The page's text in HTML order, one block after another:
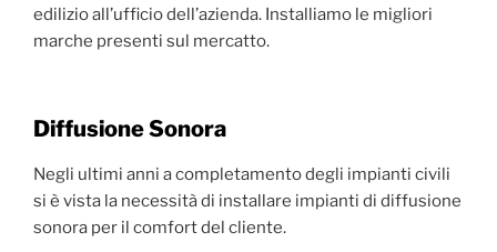
edilizio all’ufficio dell’azienda. Installiamo le migliori
marche presenti sul mercatto.
Diffusione Sonora
Negli ultimi anni a completamento degli impianti civili
si è vista la necessità di installare impianti di diffusione
sonora per il comfort del cliente.